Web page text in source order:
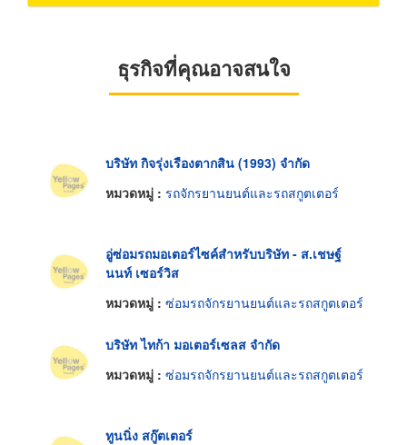
ธุรกิจที่คุณอาจสนใจ
บริษัท กิจรุ่งเรืองตากสิน (1993) จำกัด
หมวดหมู่ : รถจักรยานยนต์และรถสกูตเตอร์
อู่ซ่อมรถมอเตอร์ไซค์สำหรับบริษัท - ส.เชษฐ์
นนท์ เซอร์วิส
หมวดหมู่ : ซ่อมรถจักรยานยนต์และรถสกูตเตอร์
บริษัท ไทก้า มอเตอร์เซลส จำกัด
หมวดหมู่ : ซ่อมรถจักรยานยนต์และรถสกูตเตอร์
ทูนนิ่ง สกู๊ตเตอร์